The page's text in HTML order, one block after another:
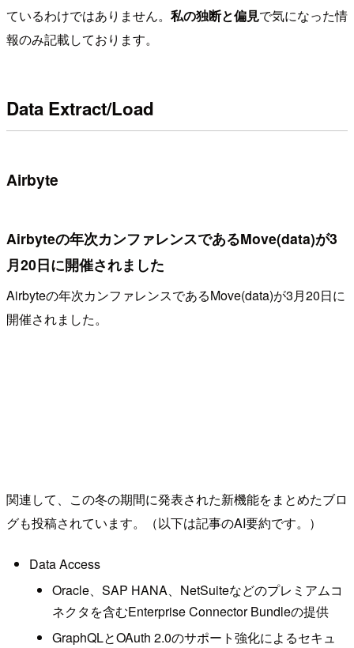
ているわけではありません。 私の独断と偏見で気になった情
報のみ記載しております。
Data Extract/Load
Airbyte
Airbyteの年次カンファレンスであるMove(data)が3
月20日に開催されました
Airbyteの年次カンファレンスであるMove(data)が3月20日に
開催されました。
関連して、この冬の期間に発表された新機能をまとめたブロ
グも投稿されています。（以下は記事のAI要約です。）
Data Access
Oracle、SAP HANA、NetSuiteなどのプレミアムコ
ネクタを含むEnterprise Connector Bundleの提供
GraphQLとOAuth 2.0のサポート強化によるセキュ